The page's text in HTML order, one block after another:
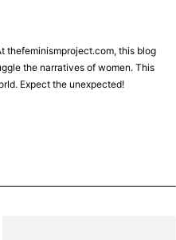
thefeminismproject.com, this blog
the narratives of women. This
Expect the unexpected!